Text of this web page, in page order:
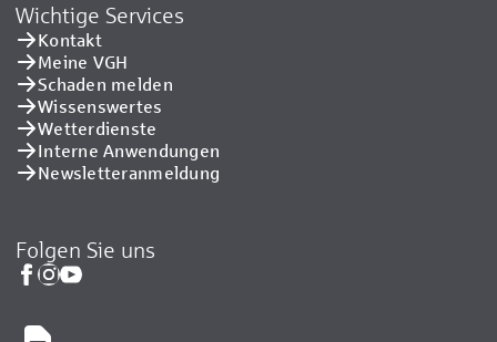
Wichtige Services
Kontakt
Meine VGH
Schaden melden
Wissenswertes
Wetterdienste
Interne Anwendungen
Newsletteranmeldung
Folgen Sie uns